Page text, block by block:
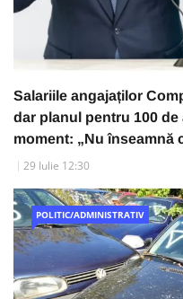
Salariile angajaților
dar planul pentru 100
moment: „Nu înseamnă
29 Iulie 12:30
POLITIC/ADMINISTRATIV